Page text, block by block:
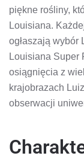
piękne rośliny,
Louisiana.
ogłaszają wybór
Louisiana Super
osiągnięcia z
krajobrazach
obserwacji